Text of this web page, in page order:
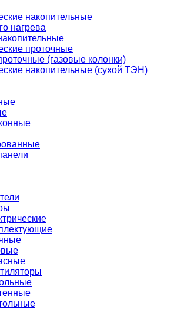
накопительные
нагрева
проточные
(газовые колонки)
накопительные (сухой ТЭН)